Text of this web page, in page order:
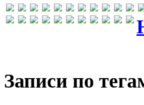
Записи по